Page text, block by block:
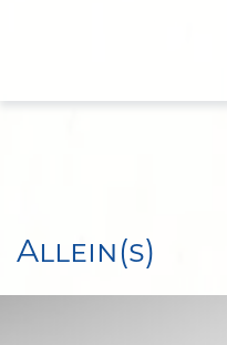
Allein(s)